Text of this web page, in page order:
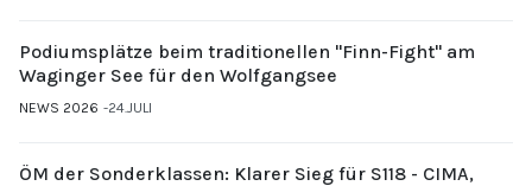
Podiumsplätze beim traditionellen "Finn-Fight" am
Waginger See für den Wolfgangsee
NEWS 2026 24.JULI
ÖM der Sonderklassen: Klarer Sieg für S118 - CIMA,